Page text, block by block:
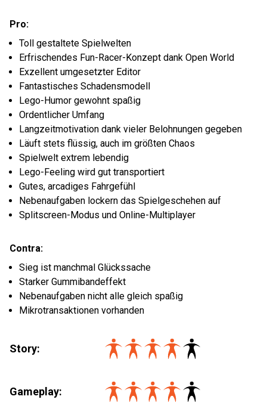
Pro:
Toll gestaltete Spielwelten
Erfrischendes Fun-Racer-Konzept dank Open World
Exzellent umgesetzter Editor
Fantastisches Schadensmodell
Lego-Humor gewohnt spaßig
Ordentlicher Umfang
Langzeitmotivation dank vieler Belohnungen gegeben
Läuft stets flüssig, auch im größten Chaos
Spielwelt extrem lebendig
Lego-Feeling wird gut transportiert
Gutes, arcadiges Fahrgefühl
Nebenaufgaben lockern das Spielgeschehen auf
Splitscreen-Modus und Online-Multiplayer
Contra:
Sieg ist manchmal Glückssache
Starker Gummibandeffekt
Nebenaufgaben nicht alle gleich spaßig
Mikrotransaktionen vorhanden
Story:
Gameplay: